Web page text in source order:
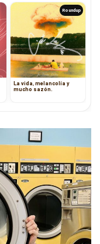
Roundup
La vida, melancolía y
mucho sazón.